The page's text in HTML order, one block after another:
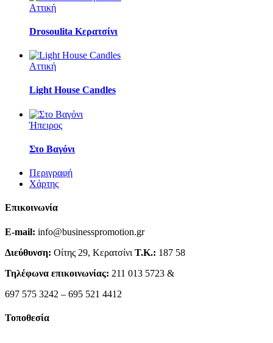
Αττική
Drosoulita Κερατσίνι
Αττική
Light House Candles
Ήπειρος
Στο Βαγόνι
Περιγραφή
Χάρτης
Επικοινωνία
E-mail: info@businesspromotion.gr
Διεύθυνση: Οίτης 29, Κερατσίνι Τ.Κ.: 187 58
Τηλέφωνα επικοινωνίας: 211 013 5723 &
697 575 3242 – 695 521 4412
Τοποθεσία